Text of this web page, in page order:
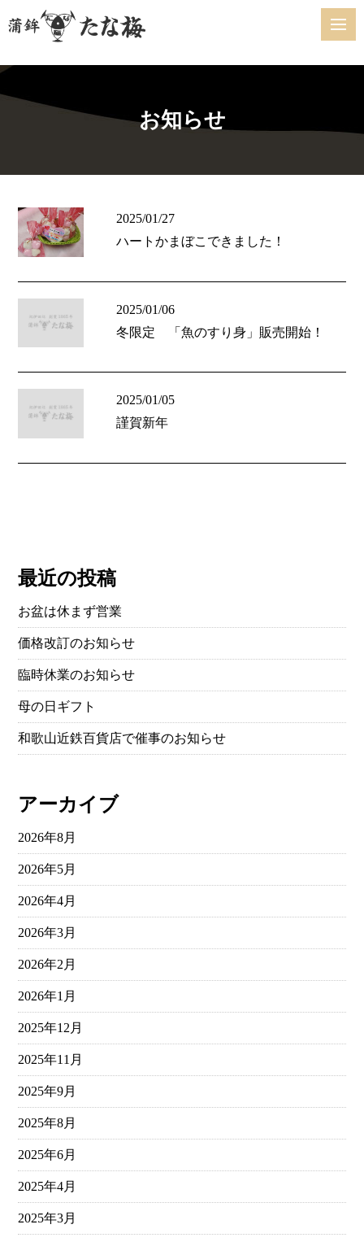
お知らせ
2025/01/27
ハートかまぼこできました！
2025/01/06
冬限定 「魚のすり身」販売開始！
2025/01/05
謹賀新年
最近の投稿
お盆は休まず営業
価格改訂のお知らせ
臨時休業のお知らせ
母の日ギフト
和歌山近鉄百貨店で催事のお知らせ
アーカイブ
2026年8月
2026年5月
2026年4月
2026年3月
2026年2月
2026年1月
2025年12月
2025年11月
2025年9月
2025年8月
2025年6月
2025年4月
2025年3月